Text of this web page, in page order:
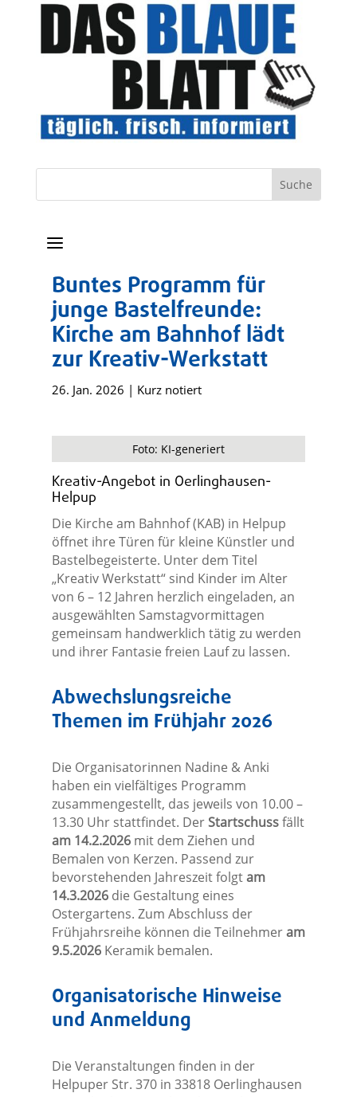
a
Buntes Programm für
junge Bastelfreunde:
Kirche am Bahnhof lädt
zur Kreativ-Werkstatt
26. Jan. 2026 | Kurz notiert
Foto: KI-generiert
Kreativ-Angebot in Oerlinghausen-
Helpup
Die Kirche am Bahnhof (KAB) in Helpup
öffnet ihre Türen für kleine Künstler und
Bastelbegeisterte. Unter dem Titel
„Kreativ Werkstatt“ sind Kinder im Alter
von 6 – 12 Jahren herzlich eingeladen, an
ausgewählten Samstagvormittagen
gemeinsam handwerklich tätig zu werden
und ihrer Fantasie freien Lauf zu lassen.
Abwechslungsreiche
Themen im Frühjahr 2026
Die Organisatorinnen Nadine & Anki
haben ein vielfältiges Programm
zusammengestellt, das jeweils von 10.00 –
13.30 Uhr stattfindet. DerStartschussfällt
am 14.2.2026mit dem Ziehen und
Bemalen von Kerzen. Passend zur
bevorstehenden Jahreszeit folgtam
14.3.2026die Gestaltung eines
Ostergartens. Zum Abschluss der
Frühjahrsreihe können die Teilnehmeram
9.5.2026Keramik bemalen.
Organisatorische Hinweise
und Anmeldung
Die Veranstaltungen finden in der
Helpuper Str. 370 in 33818 Oerlinghausen